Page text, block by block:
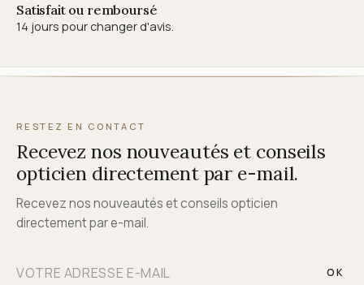
Satisfait ou remboursé
14 jours pour changer d'avis.
RESTEZ EN CONTACT
Recevez nos nouveautés et conseils
opticien directement par e-mail.
Recevez nos nouveautés et conseils opticien
directement par e-mail.
OK